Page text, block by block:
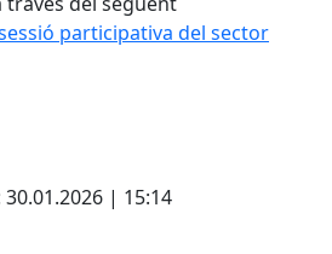
participativa del sector
| 15:14